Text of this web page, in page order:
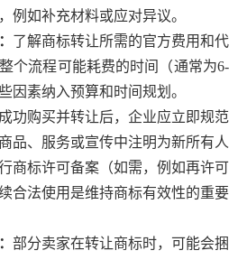
例如补充材料或应对异议。
了解商标转让所需的官方费用和代
个流程可能耗费的时间（通常为6-
因素纳入预算和时间规划。
成功购买并转让后，企业应立即规范
品、服务或宣传中注明为新所有人
商标许可备案（如需，例如再许可
合法使用是维持商标有效性的重要
部分卖家在转让商标时，可能会捆